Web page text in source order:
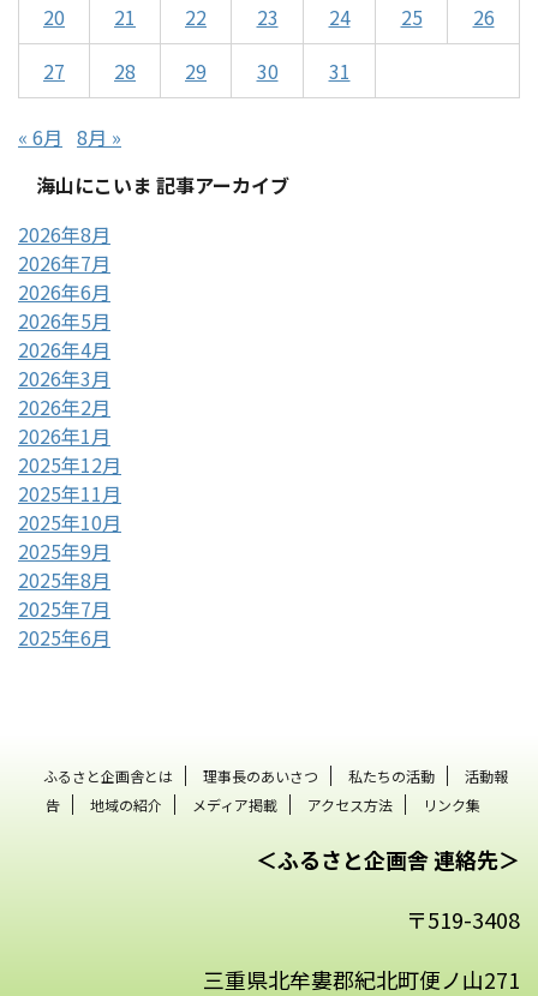
20
21 22 23 24 25
26
27
28 29 30 31
« 6月 8月 »
海山にこいま 記事アーカイブ
2026年8月
2026年7月
2026年6月
2026年5月
2026年4月
2026年3月
2026年2月
2026年1月
2025年12月
2025年11月
2025年10月
2025年9月
2025年8月
2025年7月
2025年6月
ふるさと企画舎とは 理事長のあいさつ 私たちの活動
活動報
告
地域の紹介 メディア掲載 アクセス方法 リンク集
＜ふるさと企画舎 連絡先＞
〒519-3408
三重県北牟婁郡紀北町便ノ山271